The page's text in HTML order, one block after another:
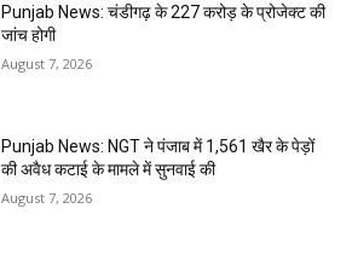
Punjab News: चंडीगढ़ के ₹227 करोड़ के प्रोजेक्ट की
जांच होगी
August 7, 2026
Punjab News: NGT ने पंजाब में 1,561 खैर के पेड़ों
की अवैध कटाई के मामले में सुनवाई की
August 7, 2026